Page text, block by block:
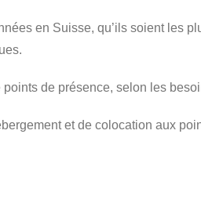
en Suisse, qu’ils soient les
de présence, selon les
et de colocation aux